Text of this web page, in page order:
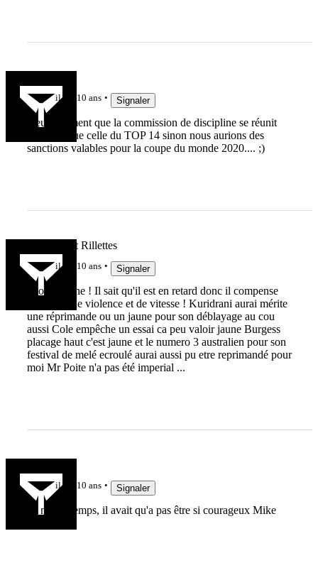
il y a 10 ans Signaler
Heureusement que la commission de discipline se réunit
plus vite que celle du TOP 14 sinon nous aurions des
sanctions valables pour la coupe du monde 2020.... ;)
Pur Produit Rillettes
il y a 10 ans Signaler
hooper jaune ! Il sait qu'il est en retard donc il compense
avec plus de violence et de vitesse ! Kuridrani aurai mérite
une réprimande ou un jaune pour son déblayage au cou
aussi Cole empêche un essai ca peu valoir jaune Burgess
placage haut c'est jaune et le numero 3 australien pour son
festival de melé ecroulé aurai aussi pu etre reprimandé pour
moi Mr Poite n'a pas été imperial ...
il y a 10 ans Signaler
en même temps, il avait qu'a pas être si courageux Mike